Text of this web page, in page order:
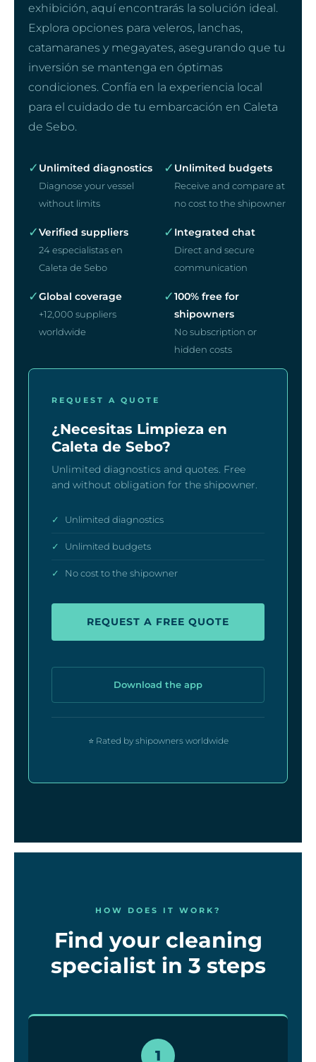
exhibición, aquí encontrarás la solución ideal.
Explora opciones para veleros, lanchas,
catamaranes y megayates, asegurando que tu
inversión se mantenga en óptimas
condiciones. Confía en la experiencia local
para el cuidado de tu embarcación en Caleta
de Sebo.
✓ Unlimited diagnostics
Diagnose your vessel
without limits
✓ Unlimited budgets
Receive and compare at
no cost to the shipowner
✓Verified suppliers
24 especialistas en
Caleta de Sebo
✓ Integrated chat
Direct and secure
communication
✓Global coverage
+12,000 suppliers
worldwide
✓100% free for
shipowners
No subscription or
hidden costs
REQUEST A QUOTE
¿Necesitas Limpieza en
Caleta de Sebo?
Unlimited diagnostics and quotes. Free
and without obligation for the shipowner.
✓ Unlimited diagnostics
✓ Unlimited budgets
✓ No cost to the shipowner
REQUEST A FREE QUOTE
Download the app
⭐ Rated by shipowners worldwide
HOW DOES IT WORK?
Find your cleaning
specialist in 3 steps
1